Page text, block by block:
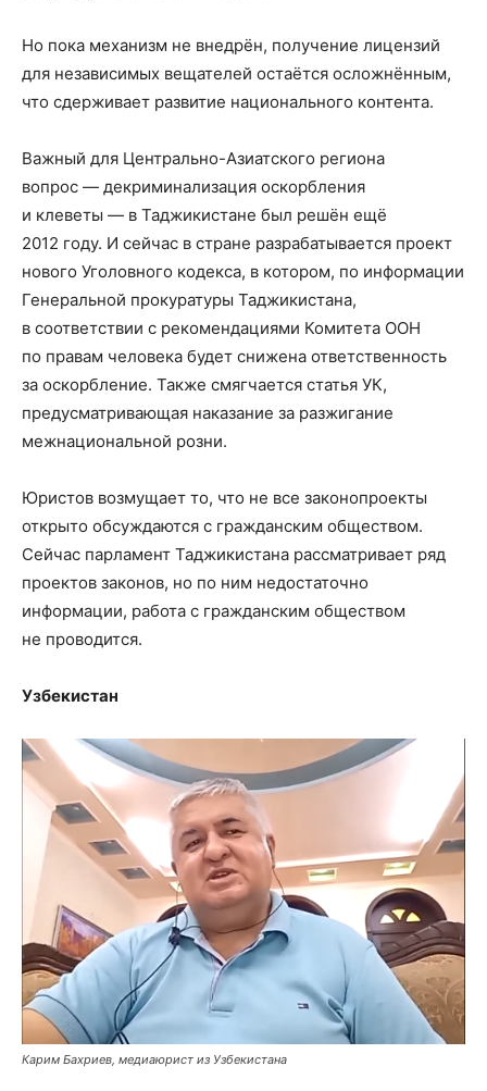
Но пока механизм не внедрён, получение лицензий
для независимых вещателей остаётся осложнённым,
что сдерживает развитие национального контента.
Важный для Центрально-Азиатского региона
вопрос — декриминализация оскорбления
и клеветы — в Таджикистане был решён ещё
2012 году. И сейчас в стране разрабатывается проект
нового Уголовного кодекса, в котором, по информации
Генеральной прокуратуры Таджикистана,
в соответствии с рекомендациями Комитета ООН
по правам человека будет снижена ответственность
за оскорбление. Также смягчается статья УК,
предусматривающая наказание за разжигание
межнациональной розни.
Юристов возмущает то, что не все законопроекты
открыто обсуждаются с гражданским обществом.
Сейчас парламент Таджикистана рассматривает ряд
проектов законов, но по ним недостаточно
информации, работа с гражданским обществом
не проводится.
Узбекистан
Карим Бахриев, медиаюрист из Узбекистана